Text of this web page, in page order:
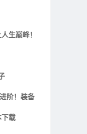
生巅峰！
阶！装备
下载